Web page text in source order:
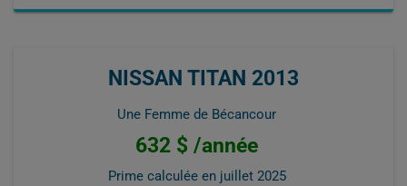
NISSAN TITAN 2013
Une Femme de Bécancour
632 $ /année
Prime calculée en juillet 2025